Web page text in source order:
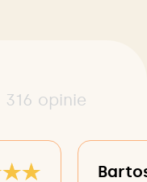
316 opinie